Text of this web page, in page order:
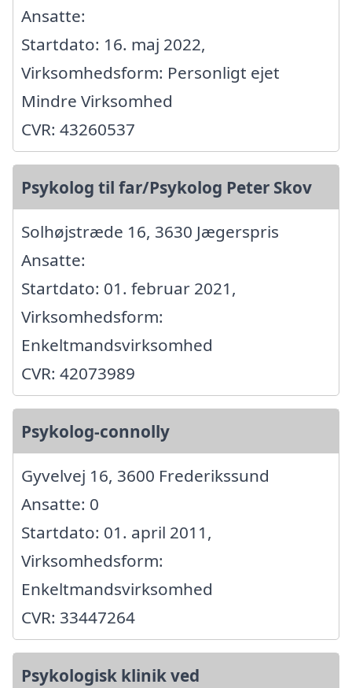
Ansatte:
Startdato: 16. maj 2022,
Virksomhedsform: Personligt ejet
Mindre Virksomhed
CVR: 43260537
Psykolog til far/Psykolog Peter Skov
Solhøjstræde 16, 3630 Jægerspris
Ansatte:
Startdato: 01. februar 2021,
Virksomhedsform:
Enkeltmandsvirksomhed
CVR: 42073989
Psykolog-connolly
Gyvelvej 16, 3600 Frederikssund
Ansatte: 0
Startdato: 01. april 2011,
Virksomhedsform:
Enkeltmandsvirksomhed
CVR: 33447264
Psykologisk klinik ved